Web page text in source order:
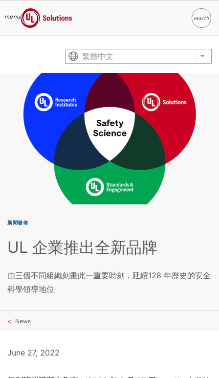
menu
UL Solutions
searchSearch
繁體中文 List
新聞發佈
UL 企業推出全新品牌
由三個不同組織刻畫此一重要時刻，延續128 年歷史的安全
科學領導地位
News
June 27, 2022